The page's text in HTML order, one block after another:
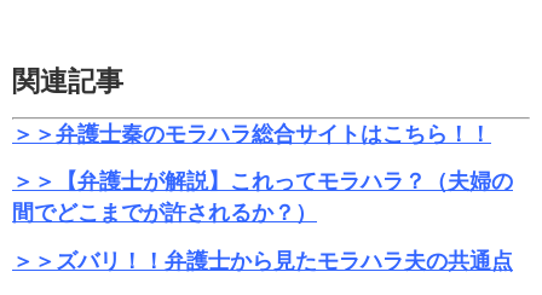
関連記事
＞＞弁護士秦のモラハラ総合サイトはこちら！！
＞＞【弁護士が解説】これってモラハラ？（夫婦の
間でどこまでが許されるか？）
＞＞ズバリ！！弁護士から見たモラハラ夫の共通点